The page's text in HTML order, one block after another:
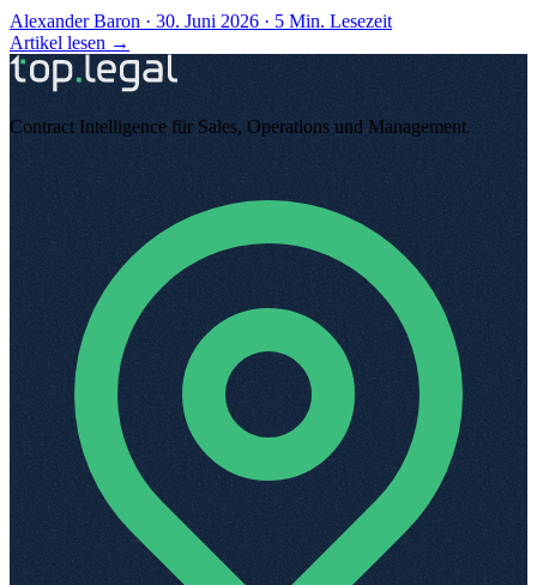
Alexander Baron · 30. Juni 2026 · 5 Min. Lesezeit
Artikel lesen →
Contract Intelligence für Sales, Operations und Management.